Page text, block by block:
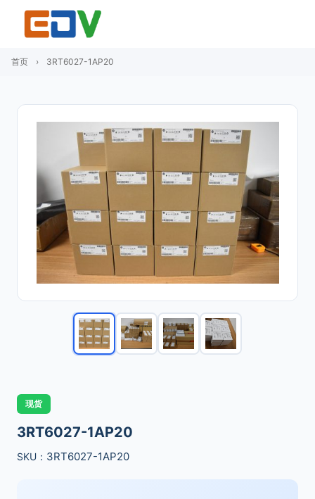
首页 › 3RT6027-1AP20
现货
3RT6027-1AP20
SKU： 3RT6027-1AP20